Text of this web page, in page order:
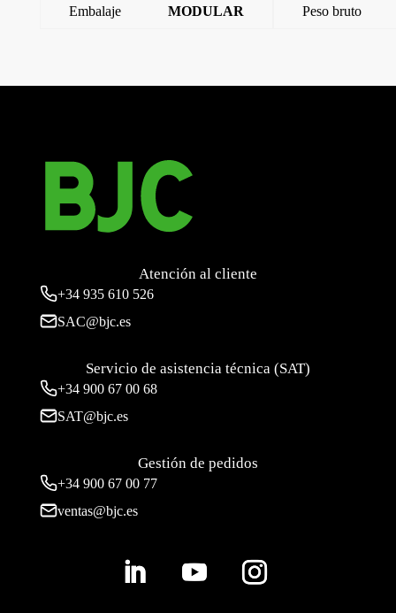
Embalaje MODULAR Peso bruto
Atención al cliente
+34 935 610 526
SAC@bjc.es
Servicio de asistencia técnica (SAT)
+34 900 67 00 68
SAT@bjc.es
Gestión de pedidos
+34 900 67 00 77
ventas@bjc.es